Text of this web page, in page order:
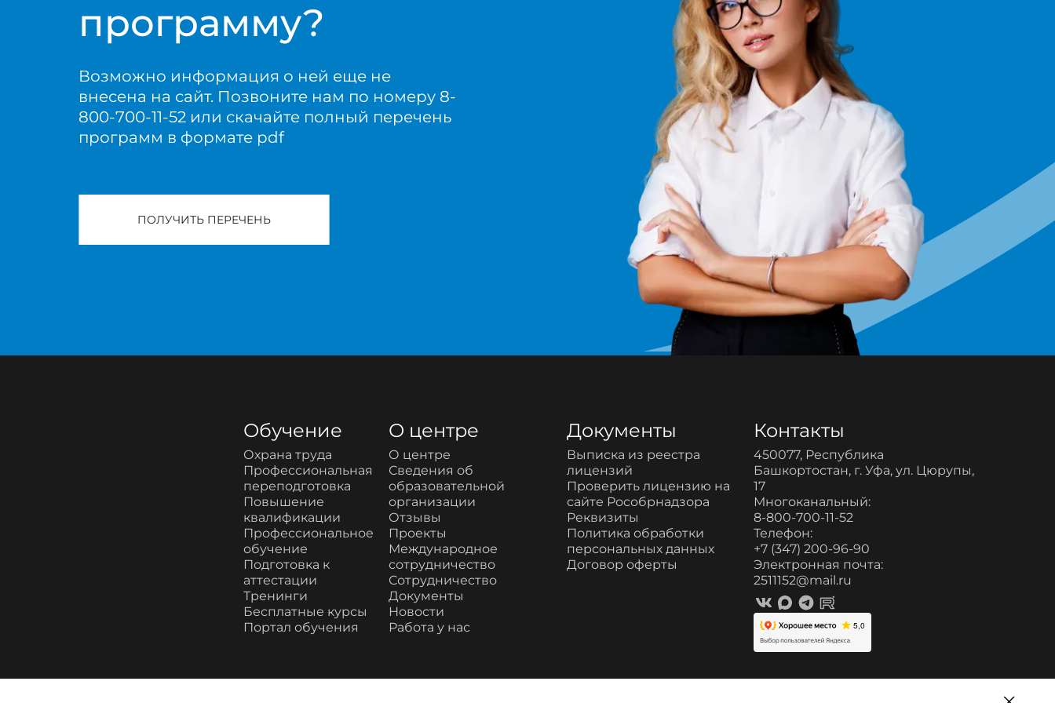
программу?
Возможно информация о ней еще не
внесена на сайт. Позвоните нам по номеру 8-
800-700-11-52 или скачайте полный перечень
программ в формате pdf
ПОЛУЧИТЬ ПЕРЕЧЕНЬ
Обучение
Охрана труда
Профессиональная
переподготовка
Повышение
квалификации
Профессиональное
обучение
Подготовка к
аттестации
Тренинги
Бесплатные курсы
Портал обучения
О центре
О центре
Сведения об
образовательной
организации
Отзывы
Проекты
Международное
сотрудничество
Сотрудничество
Документы
Новости
Работа у нас
Документы
Выписка из реестра
лицензий
Проверить лицензию на
сайте Рособрнадзора
Реквизиты
Политика обработки
персональных данных
Договор оферты
Контакты
450077, Республика
Башкортостан, г. Уфа, ул. Цюрупы,
17
Многоканальный:
8-800-700-11-52
Телефон:
+7 (347) 200-96-90
Электронная почта:
2511152@mail.ru